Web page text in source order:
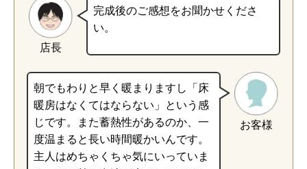
店長
完成後のご感想をお聞かせくださ
い。
お客様
朝でもわりと早く暖まりますし「床
暖房はなくてはならない」という感
じです。また蓄熱性があるのか、一
度温まると長い時間暖かいんです。
主人はめちゃくちゃ気にいっていま